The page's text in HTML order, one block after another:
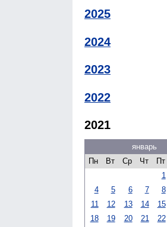
2025
2024
2023
2022
2021
январь
Пн
Вт Ср Чт Пт
1
4
5 6 7 8
11
12 13 14 15
18
19 20 21 22